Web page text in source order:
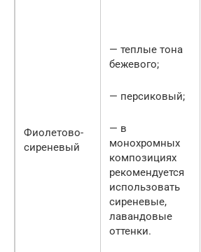
Фиолетово-
сиреневый
— теплые тона
бежевого;
— персиковый;
— в
монохромных
композициях
рекомендуется
использовать
сиреневые,
лавандовые
оттенки.